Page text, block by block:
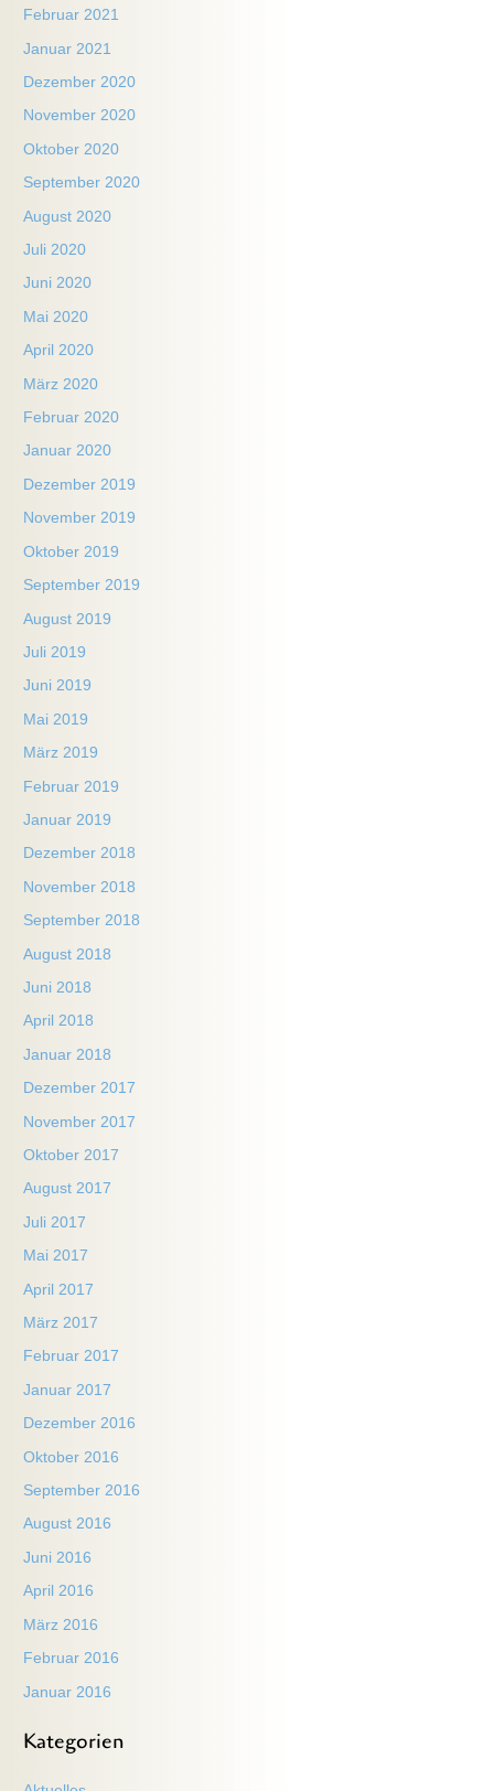
Februar 2021
Januar 2021
Dezember 2020
November 2020
Oktober 2020
September 2020
August 2020
Juli 2020
Juni 2020
Mai 2020
April 2020
März 2020
Februar 2020
Januar 2020
Dezember 2019
November 2019
Oktober 2019
September 2019
August 2019
Juli 2019
Juni 2019
Mai 2019
März 2019
Februar 2019
Januar 2019
Dezember 2018
November 2018
September 2018
August 2018
Juni 2018
April 2018
Januar 2018
Dezember 2017
November 2017
Oktober 2017
August 2017
Juli 2017
Mai 2017
April 2017
März 2017
Februar 2017
Januar 2017
Dezember 2016
Oktober 2016
September 2016
August 2016
Juni 2016
April 2016
März 2016
Februar 2016
Januar 2016
Kategorien